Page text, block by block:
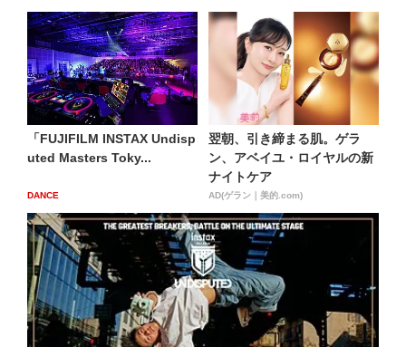
「FUJIFILM INSTAX Undisp
uted Masters Toky...
DANCE
翌朝、引き締まる肌。ゲラ
ン、アベイユ・ロイヤルの新
ナイトケア
AD(ゲラン｜美的.com)